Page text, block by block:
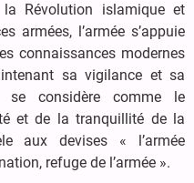
la Révolution islamique et
armées, l’armée s’appuie
connaissances modernes
sa vigilance et sa
se considère comme le
et de la tranquillité de la
aux devises « l’armée
refuge de l’armée ».